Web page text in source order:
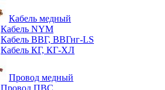
Кабель медный
Кабель NYM
Кабель ВВГ, ВВГнг-LS
Кабель КГ, КГ-ХЛ
Провод медный
Провод ПВС